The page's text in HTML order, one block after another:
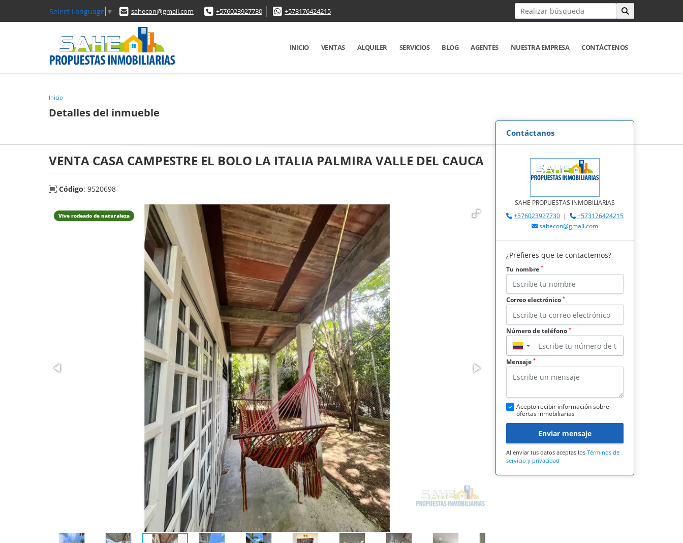
Select Language ▼ sahecon@gmail.com +576023927730 +573176424215
INICIO VENTAS ALQUILER SERVICIOS BLOG AGENTES NUESTRA EMPRESA CONTÁCTENOS
Inicio
Detalles del inmueble
VENTA CASA CAMPESTRE EL BOLO LA ITALIA PALMIRA VALLE DEL CAUCA
Código: 9520698
Vive rodeado de naturaleza
Contáctanos
SAHE PROPUESTAS INMOBILIARIAS
+576023927730 |
+573176424215
sahecon@gmail.com
¿Prefieres que te contactemos?
Tu nombre *
Correo electrónico *
Número de teléfono *
▼
Mensaje *
Acepto recibir información sobre
ofertas inmobiliarias
Enviar mensaje
Al enviar tus datos aceptas los Términos de
servicio y privacidad